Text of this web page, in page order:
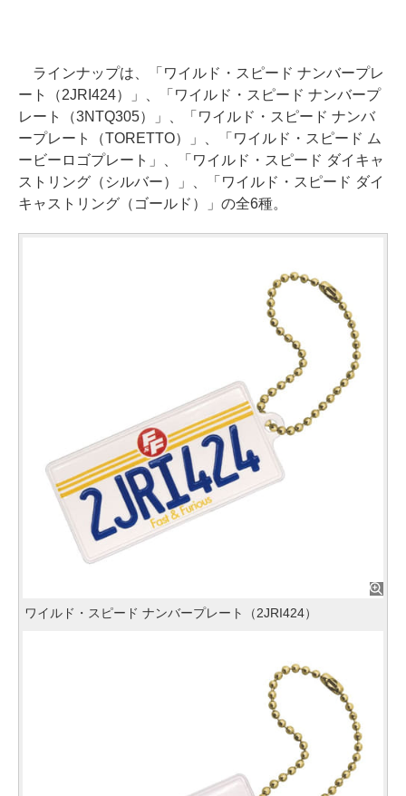
ラインナップは、「ワイルド・スピード ナンバープレ
ート（2JRI424）」、「ワイルド・スピード ナンバープ
レート（3NTQ305）」、「ワイルド・スピード ナンバ
ープレート（TORETTO）」、「ワイルド・スピード ム
ービーロゴプレート」、「ワイルド・スピード ダイキャ
ストリング（シルバー）」、「ワイルド・スピード ダイ
キャストリング（ゴールド）」の全6種。
ワイルド・スピード ナンバープレート（2JRI424）